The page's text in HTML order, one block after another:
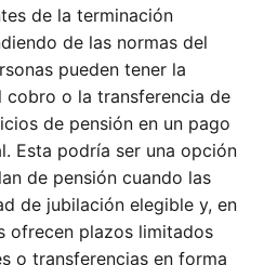
de la terminación
de las normas del
pueden tener la
o la transferencia de
de pensión en un pago
Esta podría ser una opción
de pensión cuando las
de jubilación elegible y, en
ofrecen plazos limitados
o transferencias en forma